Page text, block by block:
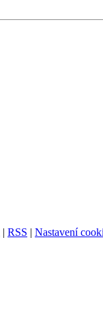
| RSS | Nastavení